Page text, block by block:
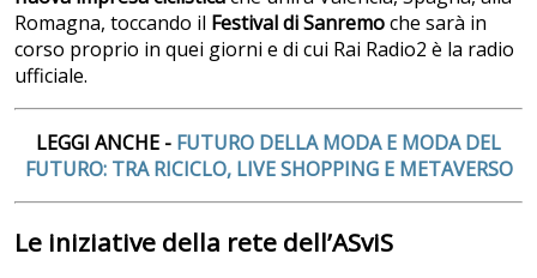
Romagna, toccando il Festival di Sanremoche sarà in
corso proprio in quei giorni e di cui Rai Radio2 è la radio
ufficiale.
LEGGI ANCHE - FUTURO DELLA MODA E MODA DEL
FUTURO: TRA RICICLO, LIVE SHOPPING E METAVERSO
Le iniziative della rete dell’ASviS